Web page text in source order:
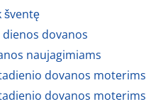
šventę
dienos dovanos
naujagimiams
dovanos moterims
dovanos moterims